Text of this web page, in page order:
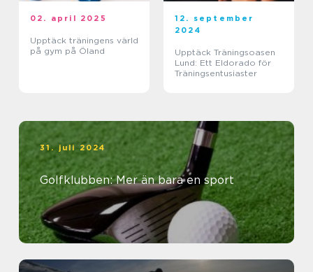
02. april 2025
Upptäck träningens värld
på gym på Öland
12. september
2024
Upptäck Träningsoasen
Lund: Ett Eldorado för
Träningsentusiaster
31. juli 2024
Golfklubben: Mer än bara en sport